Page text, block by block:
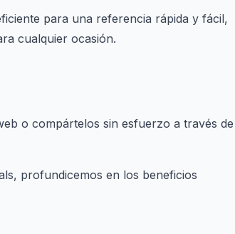
para una referencia rápida y fácil,
cualquier ocasión.
o compártelos sin esfuerzo a través
profundicemos en los beneficios